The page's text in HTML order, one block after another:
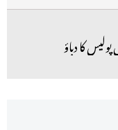
کا دباؤ